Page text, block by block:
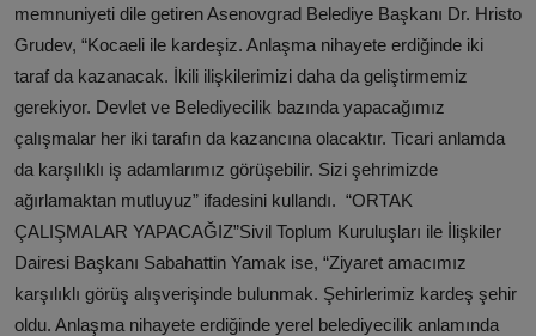
memnuniyeti dile getiren Asenovgrad Belediye Başkanı Dr. Hristo
Grudev, “Kocaeli ile kardeşiz. Anlaşma nihayete erdiğinde iki
taraf da kazanacak. İkili ilişkilerimizi daha da geliştirmemiz
gerekiyor. Devlet ve Belediyecilik bazında yapacağımız
çalışmalar her iki tarafın da kazancına olacaktır. Ticari anlamda
da karşılıklı iş adamlarımız görüşebilir. Sizi şehrimizde
ağırlamaktan mutluyuz” ifadesini kullandı. “ORTAK
ÇALIŞMALAR YAPACAĞIZ”Sivil Toplum Kuruluşları ile İlişkiler
Dairesi Başkanı Sabahattin Yamak ise, “Ziyaret amacımız
karşılıklı görüş alışverişinde bulunmak. Şehirlerimiz kardeş şehir
oldu. Anlaşma nihayete erdiğinde yerel belediyecilik anlamında